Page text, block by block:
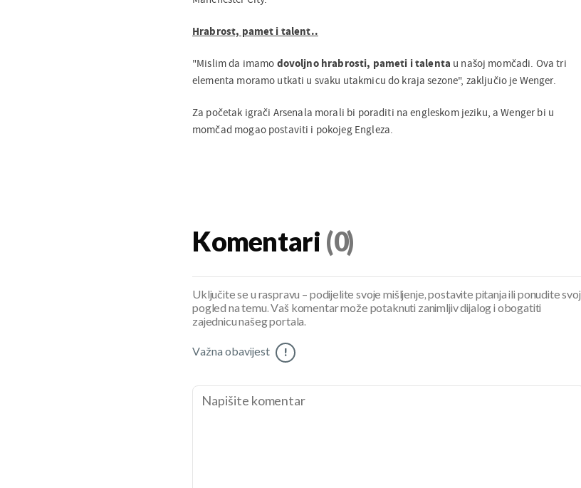
Hrabrost, pamet i talent..
"Mislim da imamo dovoljno hrabrosti, pameti i talenta u našoj momčadi. Ova tri
elementa moramo utkati u svaku utakmicu do kraja sezone", zaključio je Wenger.
Za početak igrači Arsenala morali bi poraditi na engleskom jeziku, a Wenger bi u
momčad mogao postaviti i pokojeg Engleza.
Komentari (0)
Uključite se u raspravu – podijelite svoje mišljenje, postavite pitanja ili ponudite svoj
pogled na temu. Vaš komentar može potaknuti zanimljiv dijalog i obogatiti
zajednicu našeg portala.
Važna obavijest !